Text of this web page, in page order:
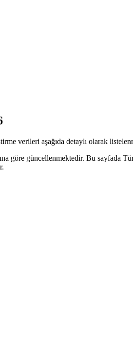
verileri aşağıda detaylı olarak
göre güncellenmektedir. Bu